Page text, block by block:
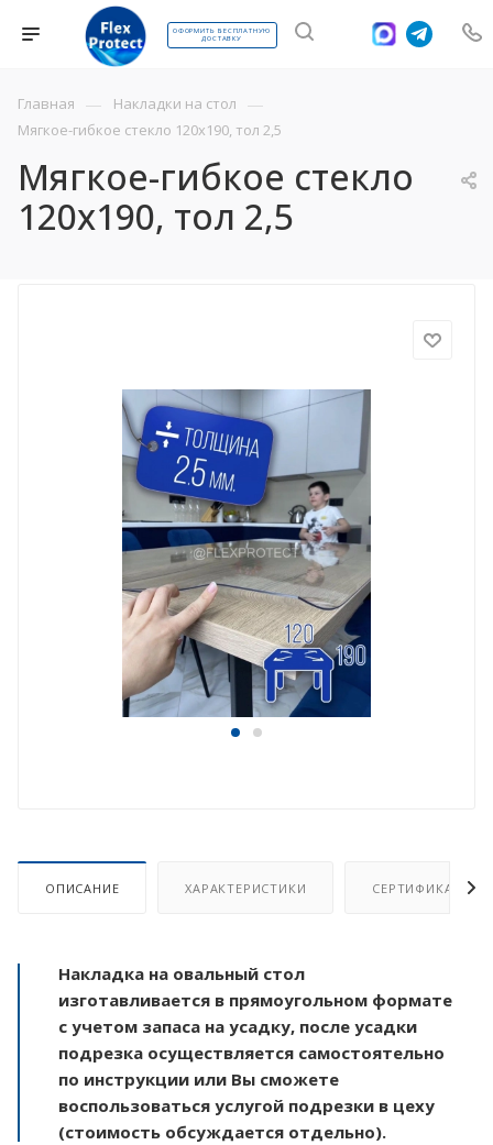
ОФОРМИТЬ БЕСПЛАТНУЮ
ДОСТАВКУ
Главная — Накладки на стол —
Мягкое-гибкое стекло 120х190, тол 2,5
Мягкое-гибкое стекло
120х190, тол 2,5
ОПИСАНИЕ ХАРАКТЕРИСТИКИ СЕРТИФИКАТ
Накладка на овальный стол
изготавливается в прямоугольном формате
с учетом запаса на усадку, после усадки
подрезка осуществляется самостоятельно
по инструкции или Вы сможете
воспользоваться услугой подрезки в цеху
(стоимость обсуждается отдельно).